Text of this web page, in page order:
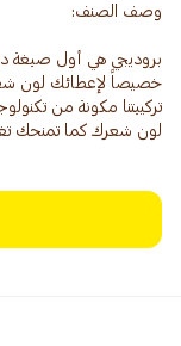
بروديجي هي أول صبغة
تركيبتنا مكونة من
لون شعرك كما تمنحك